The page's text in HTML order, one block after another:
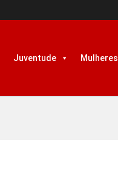
Juventude Mulheres